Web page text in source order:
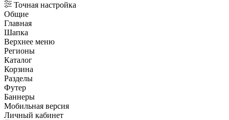
Точная настройка
Общие
Главная
Шапка
Верхнее меню
Регионы
Каталог
Корзина
Разделы
Футер
Баннеры
Мобильная версия
Личный кабинет